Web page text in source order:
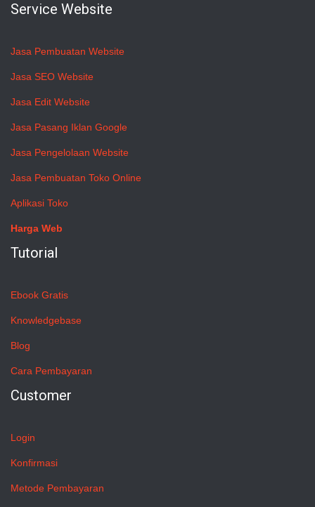
Service Website
Jasa Pembuatan Website
Jasa SEO Website
Jasa Edit Website
Jasa Pasang Iklan Google
Jasa Pengelolaan Website
Jasa Pembuatan Toko Online
Aplikasi Toko
Harga Web
Tutorial
Ebook Gratis
Knowledgebase
Blog
Cara Pembayaran
Customer
Login
Konfirmasi
Metode Pembayaran